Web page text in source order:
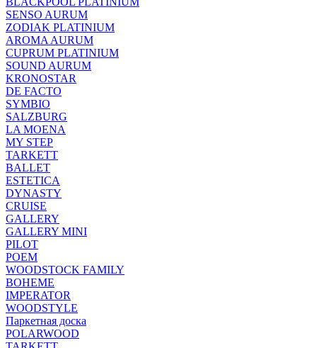
SENSO AURUM
ZODIAK PLATINIUM
AROMA AURUM
CUPRUM PLATINIUM
SOUND AURUM
KRONOSTAR
DE FACTO
SYMBIO
SALZBURG
LA MOENA
MY STEP
TARKETT
BALLET
ESTETICA
DYNASTY
CRUISE
GALLERY
GALLERY MINI
PILOT
POEM
WOODSTOCK FAMILY
BOHEME
IMPERATOR
WOODSTYLE
Паркетная доска
POLARWOOD